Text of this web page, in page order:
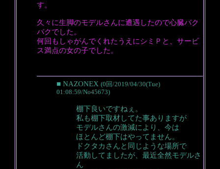
す。
久々に生脚のモデルさんに遭遇したので心臓バク
バクでした。
何回もしゃがんでくれたうえにシミＰと、サービ
ス満点の女の子でした。
■ NAZONEX (0回/2019/04/30(Tue)
01:08:59/No45673)
棚下良いですねぇ。
私も棚下取材してた事ありますが
モデルさんの激減により、今は
ほとんど棚下はやってません。
ドクタカさんと同じような場所で
活動してましたが、最近全然モデルさ
ん